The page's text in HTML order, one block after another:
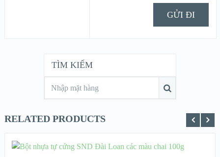
TÌM KIẾM
RELATED PRODUCTS
CHỌN